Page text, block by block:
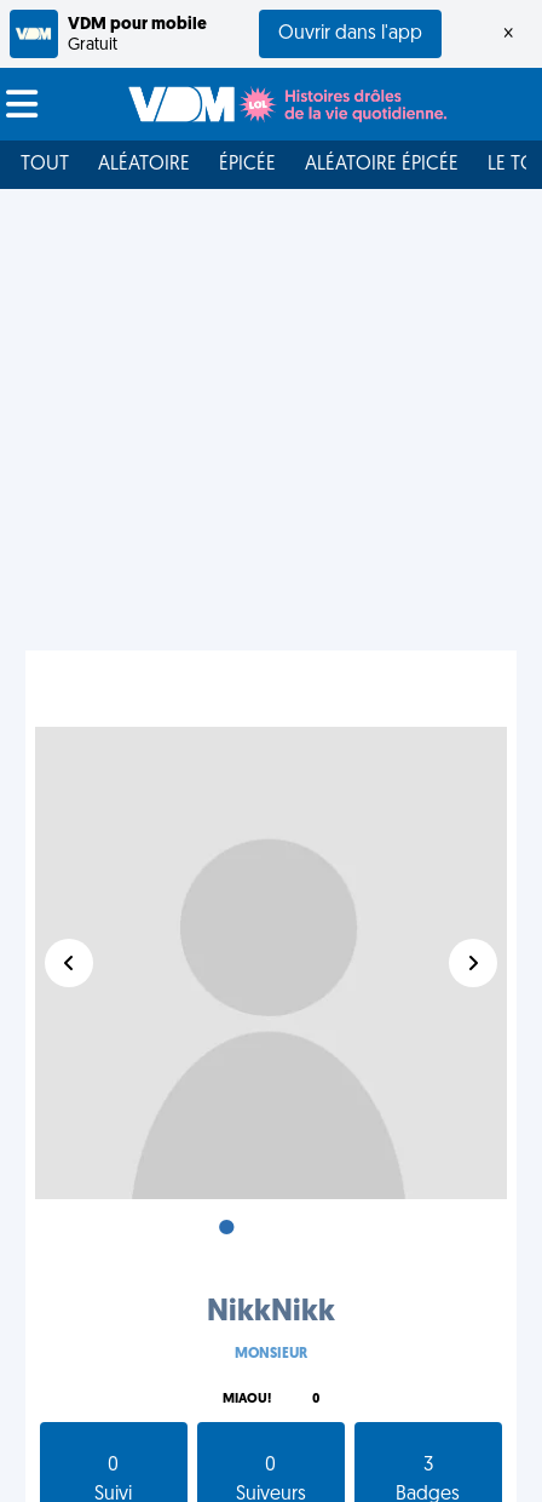
VDM pour mobile
Gratuit
Ouvrir dans l'app ×
TOUT ALÉATOIRE ÉPICÉE ALÉATOIRE ÉPICÉE LE
•
NikkNikk
MONSIEUR
MIAOU! 0
0
Suivi
0
Suiveurs
3
Badges